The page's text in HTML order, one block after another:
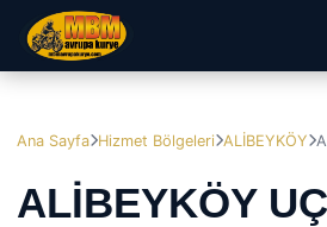
Ana Sayfa Hizmet Bölgeleri ALİBEYKÖY
ALİBEYKÖY